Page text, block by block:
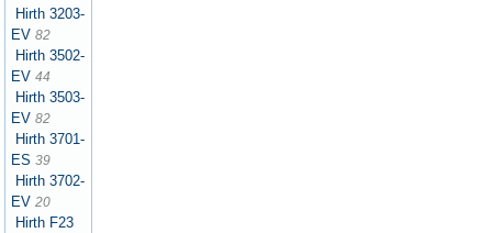
Hirth 3203-
EV 82
Hirth 3502-
EV 44
Hirth 3503-
EV 82
Hirth 3701-
ES 39
Hirth 3702-
EV 20
Hirth F23